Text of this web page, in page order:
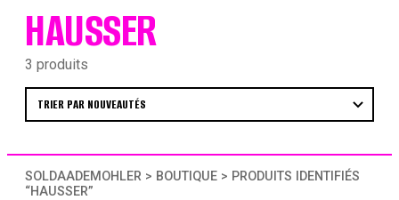
HAUSSER
3 produits
SOLDAADEMOHLER > BOUTIQUE > PRODUITS IDENTIFIÉS
“HAUSSER”